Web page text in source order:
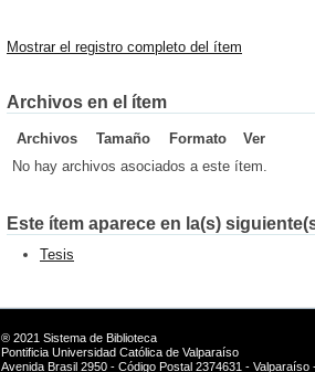
Mostrar el registro completo del ítem
Archivos en el ítem
Archivos Tamaño Formato
Ver
No hay archivos asociados a este ítem.
Este ítem aparece en la(s)
Tesis
® 2021 Sistema de Biblioteca
Pontificia Universidad Católica de Valparaíso
Avenida Brasil 2950 - Código Postal 2374631 - Valparaíso